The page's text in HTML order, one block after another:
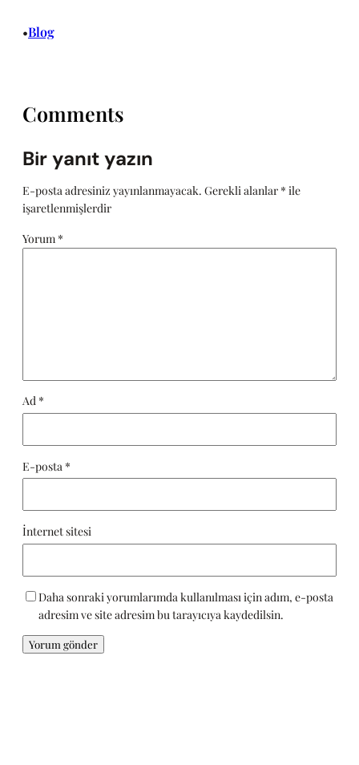
•Blog
Comments
Bir yanıt yazın
E-posta adresiniz yayınlanmayacak. Gerekli alanlar * ile
işaretlenmişlerdir
Yorum *
Ad *
E-posta *
İnternet sitesi
Daha sonraki yorumlarımda kullanılması için adım, e-posta
adresim ve site adresim bu tarayıcıya kaydedilsin.